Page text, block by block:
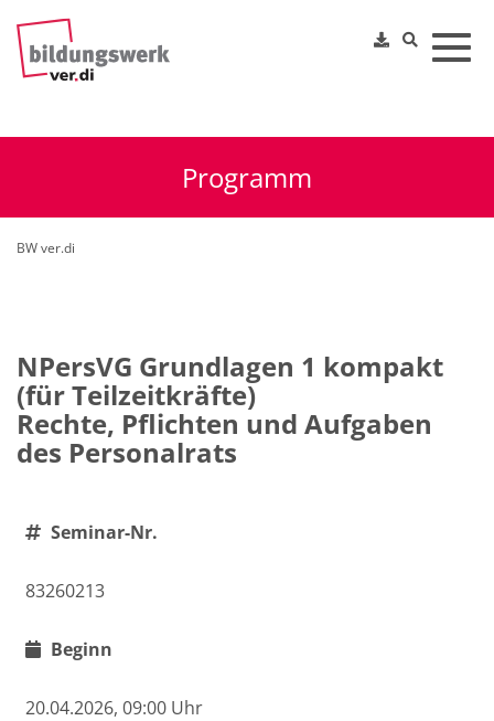
Programm
BW ver.di
NPersVG Grundlagen 1 kompakt
(für Teilzeitkräfte)
Rechte, Pflichten und Aufgaben
des Personalrats
Seminar-Nr.
83260213
Beginn
20.04.2026, 09:00 Uhr